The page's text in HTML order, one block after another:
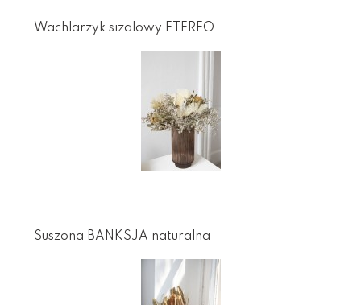
Wachlarzyk sizalowy ETEREO
Suszona BANKSJA naturalna